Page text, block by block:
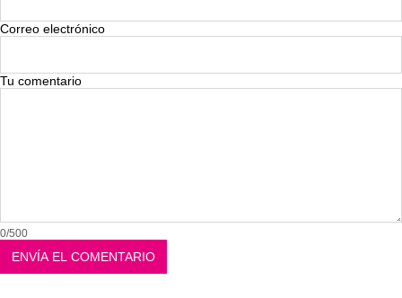
Correo electrónico
Tu comentario
0/500